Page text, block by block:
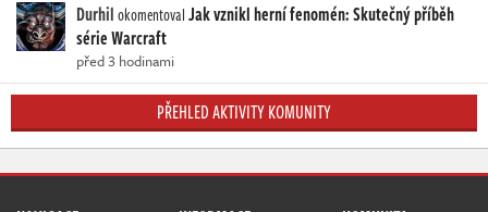
DurhilokomentovalJak vznikl herní fenomén: Skutečný příběh
série Warcraft
před 3 hodinami
PŘEHLED AKTIVITY KOMUNITY